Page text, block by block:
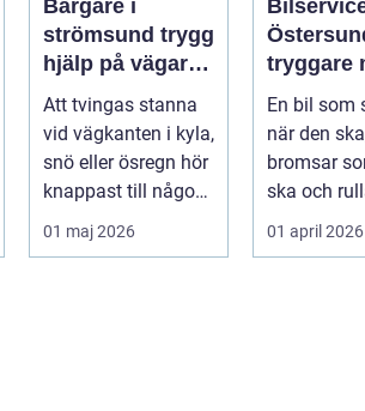
Bärgare i
strömsund trygg
hjälp på vägarna
året runt
Att tvingas stanna
vid vägkanten i kyla,
snö eller ösregn hör
knappast till någon
bilägares
drömscen...
01 maj 2026
tryggare
runt
En bil som
när den
bromsar
ska och
konstiga
ingen
01 april 2026